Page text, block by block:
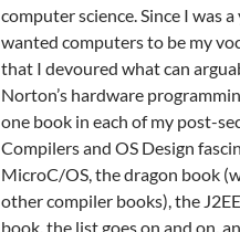
computer science. Since I was
wanted computers to be my
that I devoured what can
Norton’s hardware
one book in each of my post-
Compilers and OS Design
MicroC/OS, the dragon book
other compiler books), the
book, the list goes on and on,